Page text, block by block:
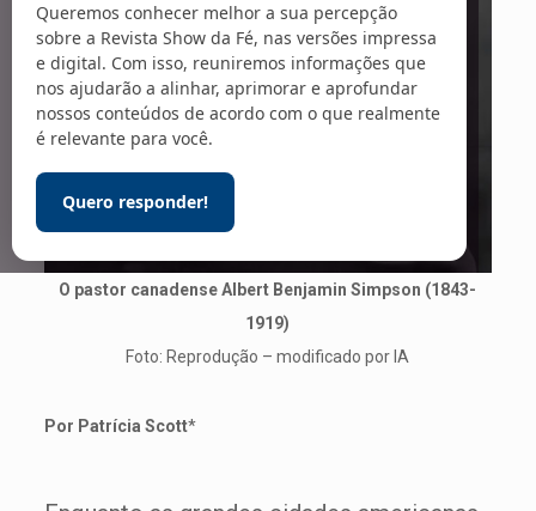
Queremos conhecer melhor a sua percepção
sobre a Revista Show da Fé, nas versões impressa
e digital. Com isso, reuniremos informações que
nos ajudarão a alinhar, aprimorar e aprofundar
nossos conteúdos de acordo com o que realmente
é relevante para você.
Quero responder!
O pastor canadense Albert Benjamin Simpson (1843-
1919)
Foto: Reprodução – modificado por IA
Por Patrícia Scott*